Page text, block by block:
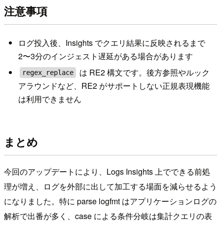
注意事項
ログ投入後、Insights でクエリ結果に反映されるまで
2〜3分のインジェスト遅延がある場合があります
regex_replace
は RE2 構文です。後方参照やルック
アラウンドなど、RE2 がサポートしない正規表現機能
は利用できません
まとめ
今回のアップデートにより、Logs Insights 上でできる前処
理が増え、ログを外部に出して加工する場面を減らせるよう
になりました。特に parse logfmt はアプリケーションログの
解析で出番が多く、case による条件分岐は集計クエリの表